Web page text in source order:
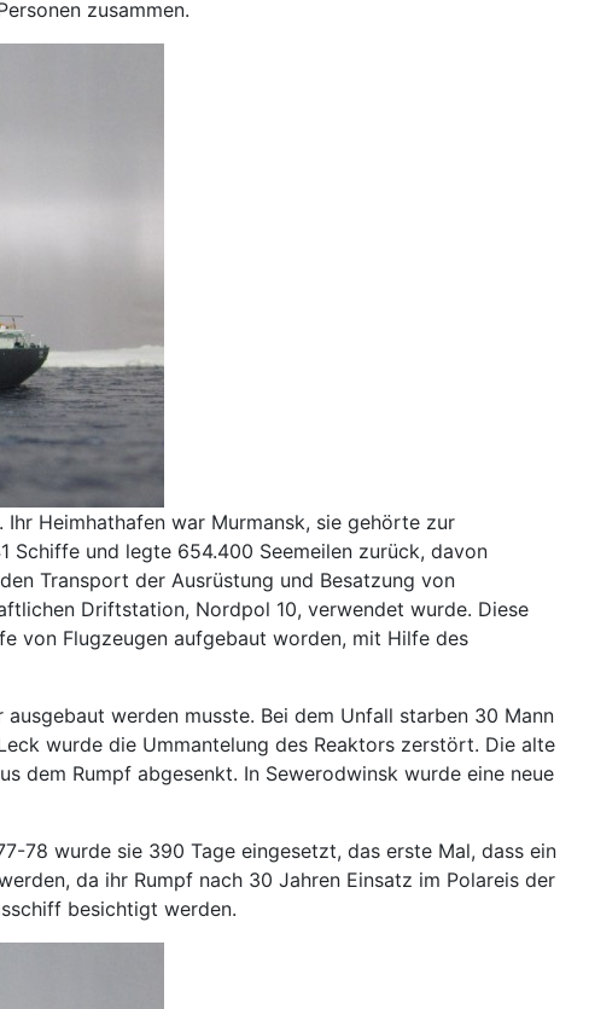
zusammen.
Heimhathafen war Murmansk, sie gehörte zur
Schiffe und legte 654.400 Seemeilen zurück, davon
Transport der Ausrüstung und Besatzung von
Driftstation, Nordpol 10, verwendet wurde. Diese
von Flugzeugen aufgebaut worden, mit Hilfe des
werden musste. Bei dem Unfall starben 30 Mann
wurde die Ummantelung des Reaktors zerstört. Die alte
dem Rumpf abgesenkt. In Sewerodwinsk wurde eine neue
78 wurde sie 390 Tage eingesetzt, das erste Mal, dass ein
da ihr Rumpf nach 30 Jahren Einsatz im Polareis der
besichtigt werden.